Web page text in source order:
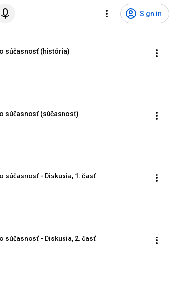
Sign in
súčasnosť (história)
súčasnosť (súčasnosť)
súčasnosť - Diskusia, 1. časť
súčasnosť - Diskusia, 2. časť